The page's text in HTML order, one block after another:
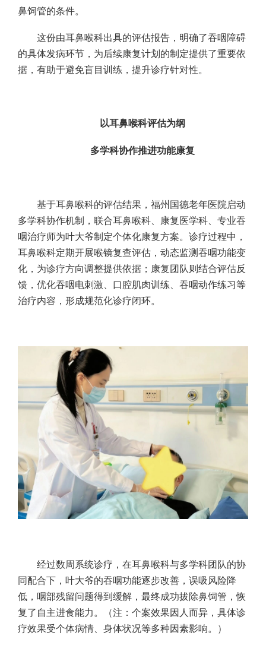
鼻饲管的条件。
这份由耳鼻喉科出具的评估报告，明确了吞咽障碍
的具体发病环节，为后续康复计划的制定提供了重要依
据，有助于避免盲目训练，提升诊疗针对性。
以耳鼻喉科评估为纲
多学科协作推进功能康复
基于耳鼻喉科的评估结果，福州国德老年医院启动
多学科协作机制，联合耳鼻喉科、康复医学科、专业吞
咽治疗师为叶大爷制定个体化康复方案。诊疗过程中，
耳鼻喉科定期开展喉镜复查评估，动态监测吞咽功能变
化，为诊疗方向调整提供依据；康复团队则结合评估反
馈，优化吞咽电刺激、口腔肌肉训练、吞咽动作练习等
治疗内容，形成规范化诊疗闭环。
经过数周系统诊疗，在耳鼻喉科与多学科团队的协
同配合下，叶大爷的吞咽功能逐步改善，误吸风险降
低，咽部残留问题得到缓解，最终成功拔除鼻饲管，恢
复了自主进食能力。（注：个案效果因人而异，具体诊
疗效果受个体病情、身体状况等多种因素影响。）